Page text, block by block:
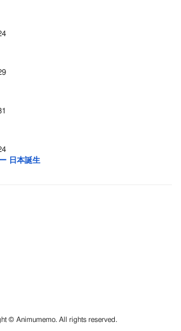
日本誕生
© Animumemo. All rights reserved.